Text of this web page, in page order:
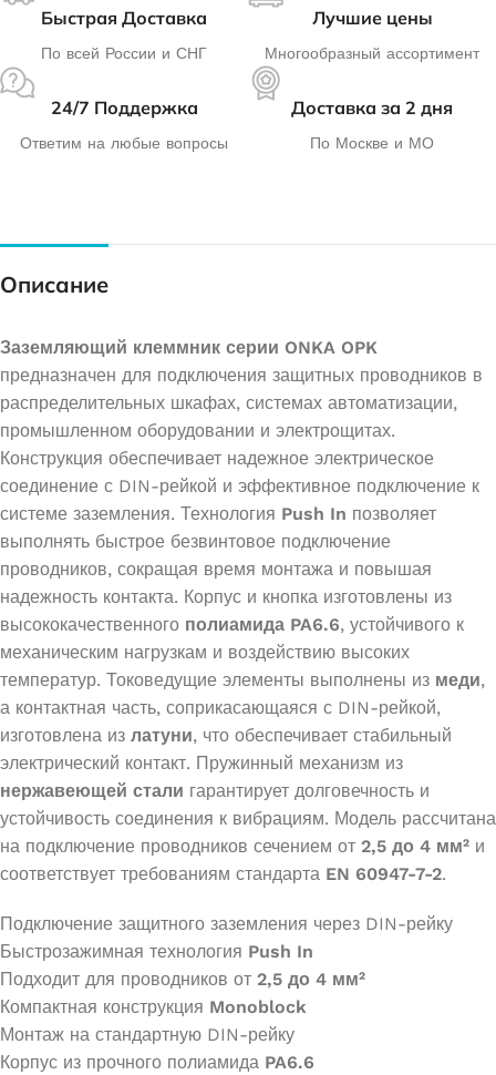
Быстрая Доставка
По всей России и СНГ
Лучшие цены
Многообразный ассортимент
24/7 Поддержка
Ответим на любые вопросы
Доставка за 2 дня
По Москве и МО
Описание
Заземляющий клеммник серии ONKA OPK
предназначен для подключения защитных проводников в
распределительных шкафах, системах автоматизации,
промышленном оборудовании и электрощитах.
Конструкция обеспечивает надежное электрическое
соединение с DIN-рейкой и эффективное подключение к
системе заземления. Технология Push In позволяет
выполнять быстрое безвинтовое подключение
проводников, сокращая время монтажа и повышая
надежность контакта. Корпус и кнопка изготовлены из
высококачественного полиамида PA6.6, устойчивого к
механическим нагрузкам и воздействию высоких
температур. Токоведущие элементы выполнены из меди,
а контактная часть, соприкасающаяся с DIN-рейкой,
изготовлена из латуни, что обеспечивает стабильный
электрический контакт. Пружинный механизм из
нержавеющей стали гарантирует долговечность и
устойчивость соединения к вибрациям. Модель рассчитана
на подключение проводников сечением от 2,5 до 4 мм² и
соответствует требованиям стандарта EN 60947-7-2.
Подключение защитного заземления через DIN-рейку
Быстрозажимная технология Push In
Подходит для проводников от 2,5 до 4 мм²
Компактная конструкция Monoblock
Монтаж на стандартную DIN-рейку
Корпус из прочного полиамида PA6.6